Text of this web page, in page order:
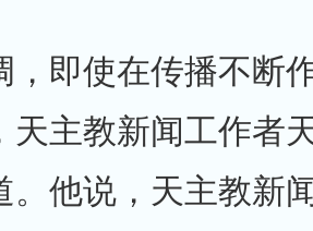
，即使在传播不断
天主教新闻工作者
。他说，天主教新